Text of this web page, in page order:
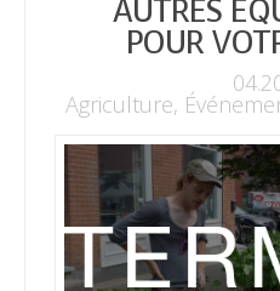
AUTRES
POUR
Agriculture,